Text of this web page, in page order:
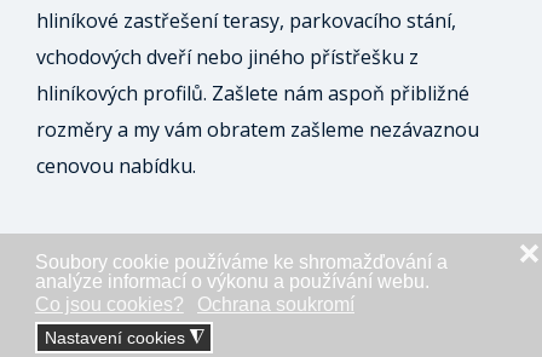
Soubory cookie používáme ke shromažďování a
analýze informací o výkonu a používání webu.
Co jsou cookies?
Ochrana soukromí
Nastavení cookies ◮
❌
hliníkové zastřešení terasy, parkovacího stání,
vchodových dveří nebo jiného přístřešku z
hliníkových profilů. Zašlete nám aspoň přibližné
rozměry a my vám obratem zašleme nezávaznou
cenovou nabídku.
ODESLAT NEZÁVAZNOU POPTÁVKU